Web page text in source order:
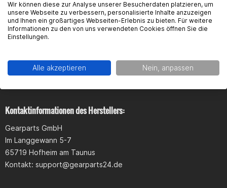
Antworten zu diesem Artikel.
Produktsicherheit
Kontaktinformationen des Herstellers:
Gearparts GmbH
Im Langgewann 5-7
65719 Hofheim am Taunus
Kontakt: support@gearparts24.de
Wir können diese zur Analyse unserer Besucherdaten platzieren, um
unsere Webseite zu verbessern, personalisierte Inhalte anzuzeigen
und Ihnen ein großartiges Webseiten-Erlebnis zu bieten. Für weitere
Informationen zu den von uns verwendeten Cookies öffnen Sie die
Einstellungen.
Alle akzeptieren Nein, anpassen